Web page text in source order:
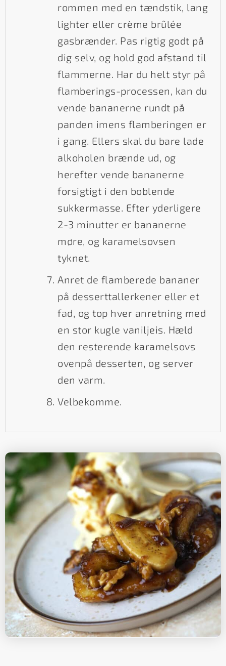
rommen med en tændstik, lang
lighter eller crème brûlée
gasbrænder. Pas rigtig godt på
dig selv, og hold god afstand til
flammerne. Har du helt styr på
flamberings-processen, kan du
vende bananerne rundt på
panden imens flamberingen er
i gang. Ellers skal du bare lade
alkoholen brænde ud, og
herefter vende bananerne
forsigtigt i den boblende
sukkermasse. Efter yderligere
2-3 minutter er bananerne
møre, og karamelsovsen
tyknet.
Anret de flamberede bananer
på desserttallerkener eller et
fad, og top hver anretning med
en stor kugle vaniljeis. Hæld
den resterende karamelsovs
ovenpå desserten, og server
den varm.
Velbekomme.